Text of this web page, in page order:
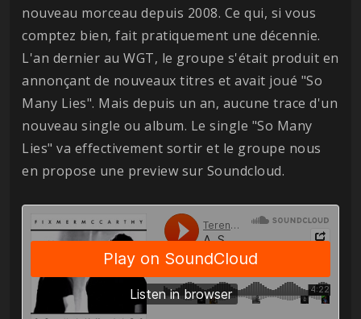
nouveau morceau depuis 2008. Ce qui, si vous
comptez bien, fait pratiquement une décennie.
L'an dernier au WGT, le groupe s'était produit en
annonçant de nouveaux titres et avait joué "So
Many Lies". Mais depuis un an, aucune trace d'un
nouveau single ou album. Le single "So Many
Lies" va effectivement sortir et le groupe nous
en propose une preview sur Soundcloud.